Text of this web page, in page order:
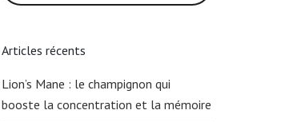
Articles récents
Lion’s Mane : le champignon qui
booste la concentration et la mémoire